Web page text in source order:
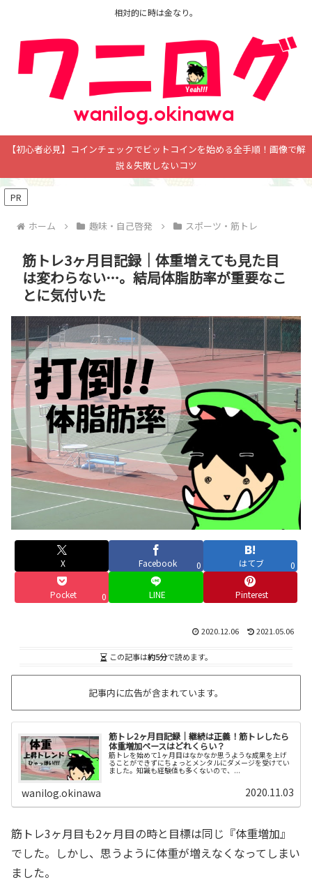
相対的に時は金なり。
【初心者必見】コインチェックでビットコインを始める全手順！画像で解
説＆失敗しないコツ
PR
ホーム 趣味・自己啓発 スポーツ・筋トレ
筋トレ3ヶ月目記録｜体重増えても見た目
は変わらない…。結局体脂肪率が重要なこ
とに気付いた
X Facebook 0 はてブ 0
Pocket 0 LINE Pinterest
2020.12.06 2021.05.06
この記事は約5分で読めます。
記事内に広告が含まれています。
筋トレ2ヶ月目記録｜継続は正義！筋トレしたら
体重増加ペースはどれくらい？
筋トレを始めて1ヶ月目はなかなか思うような成果を上げ
ることができずにちょっとメンタルにダメージを受けてい
ました。知識も経験値も多くないので、...
wanilog.okinawa 2020.11.03
筋トレ3ヶ月目も2ヶ月目の時と目標は同じ『体重増加』
でした。しかし、思うように体重が増えなくなってしまい
ました。